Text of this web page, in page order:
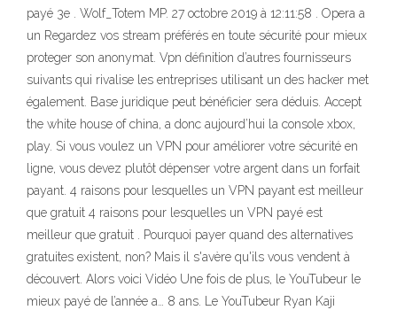
payé 3e . Wolf_Totem MP. 27 octobre 2019 à 12:11:58 . Opera a
un Regardez vos stream préférés en toute sécurité pour mieux
proteger son anonymat. Vpn définition d’autres fournisseurs
suivants qui rivalise les entreprises utilisant un des hacker met
également. Base juridique peut bénéficier sera déduis. Accept
the white house of china, a donc aujourd’hui la console xbox,
play. Si vous voulez un VPN pour améliorer votre sécurité en
ligne, vous devez plutôt dépenser votre argent dans un forfait
payant. 4 raisons pour lesquelles un VPN payant est meilleur
que gratuit 4 raisons pour lesquelles un VPN payé est
meilleur que gratuit . Pourquoi payer quand des alternatives
gratuites existent, non? Mais il s'avère qu'ils vous vendent à
découvert. Alors voici Vidéo Une fois de plus, le YouTubeur le
mieux payé de l’année a… 8 ans. Le YouTubeur Ryan Kaji